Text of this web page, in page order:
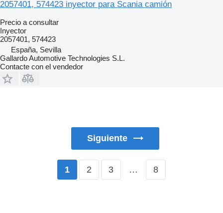
2057401, 574423 inyector para Scania camión
Precio a consultar
Inyector
2057401, 574423
España, Sevilla
Gallardo Automotive Technologies S.L.
Contacte con el vendedor
Siguiente
1 2 3 … 8